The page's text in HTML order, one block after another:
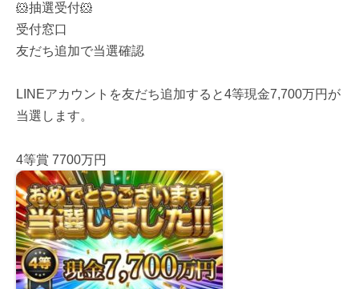
🐹抽選受付🐹
受付窓口
友だち追加で当選確認
LINEアカウントを友だち追加すると4等現金7,700万円が
当選します。
4等賞 7700万円